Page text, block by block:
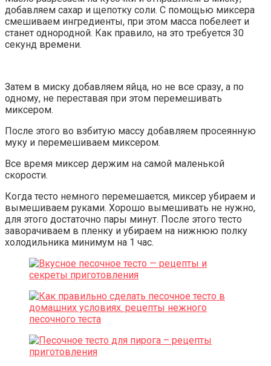
добавляем сахар и щепотку соли. С помощью миксера
смешиваем ингредиенты, при этом масса побелеет и
станет однородной. Как правило, на это требуется 30
секунд времени.
Затем в миску добавляем яйца, но не все сразу, а по
одному, не переставая при этом перемешивать
миксером.
После этого во взбитую массу добавляем просеянную
муку и перемешиваем миксером.
Все время миксер держим на самой маленькой
скорости.
Когда тесто немного перемешается, миксер убираем и
вымешиваем руками. Хорошо вымешивать не нужно,
для этого достаточно пары минут. После этого тесто
заворачиваем в пленку и убираем на нижнюю полку
холодильника минимум на 1 час.